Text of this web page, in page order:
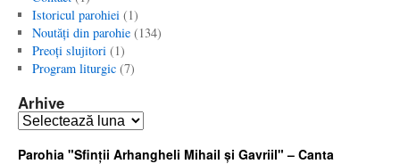
Istoricul parohiei(1)
Noutăţi din parohie(134)
Preoţi slujitori(1)
Program liturgic(7)
Arhive
Arhive
Parohia "Sfinţii Arhangheli Mihail şi Gavriil" – Canta